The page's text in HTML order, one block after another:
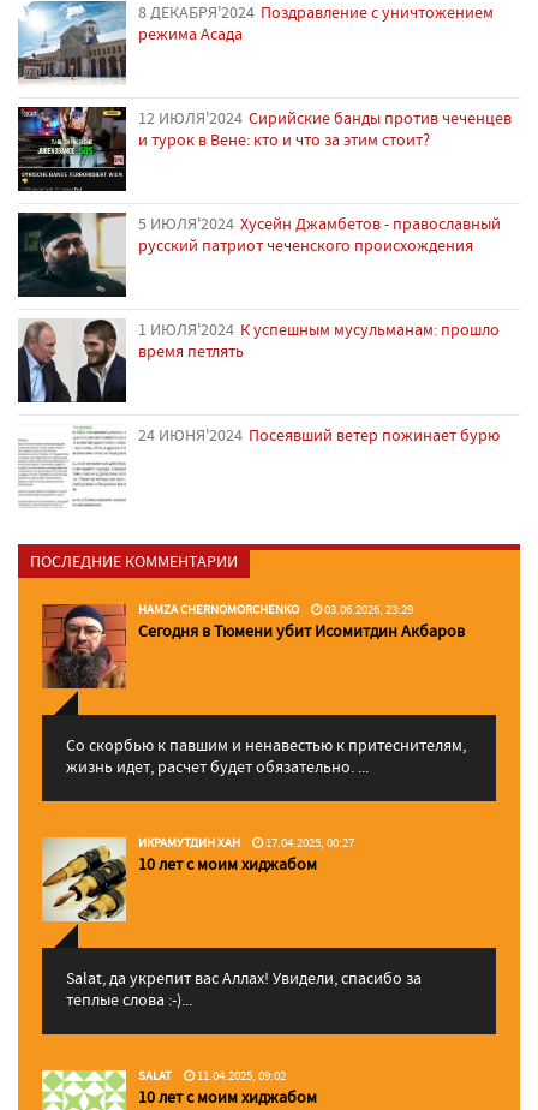
8 ДЕКАБРЯ'2024 Поздравление с уничтожением
режима Асада
12 ИЮЛЯ'2024 Сирийские банды против чеченцев
и турок в Вене: кто и что за этим стоит?
5 ИЮЛЯ'2024 Хусейн Джамбетов - православный
русский патриот чеченского происхождения
1 ИЮЛЯ'2024 К успешным мусульманам: прошло
время петлять
24 ИЮНЯ'2024 Посеявший ветер пожинает бурю
ПОСЛЕДНИЕ КОММЕНТАРИИ
HAMZA CHERNOMORCHENKO 03.06.2026, 23:29
Сегодня в Тюмени убит Исомитдин Акбаров
Со скорбью к павшим и ненавестью к притеснителям,
жизнь идет, расчет будет обязательно. ...
ИКРАМУТДИН ХАН 17.04.2025, 00:27
10 лет с моим хиджабом
Salat, да укрепит вас Аллаx! Увидели, спасибо за
теплые слова :-)...
SALAT 11.04.2025, 09:02
10 лет с моим хиджабом